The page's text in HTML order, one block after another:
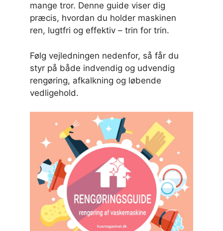
mange tror. Denne guide viser dig
præcis, hvordan du holder maskinen
ren, lugtfri og effektiv – trin for trin.
Følg vejledningen nedenfor, så får du
styr på både indvendig og udvendig
rengøring, afkalkning og løbende
vedligehold.